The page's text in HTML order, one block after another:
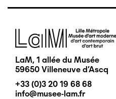
Image
LaM, 1 allée du Musée
59650 Villeneuve d'Ascq
+33 (0)3 20 19 68 68
info@musee-lam.fr